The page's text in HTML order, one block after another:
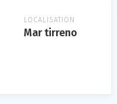
LOCALISATION
Mar tirreno